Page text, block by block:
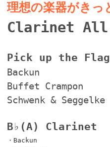
理想の楽器がきっ
Clarinet All
Pick up the
Backun
Buffet Crampon
Schwenk & Seggelke
B♭(A) Clarinet
・Backun